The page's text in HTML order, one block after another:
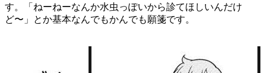
す。「ねーねーなんか水虫っぽいから診てほしいんだけ
ど〜」とか基本なんでもかんでも願箋です。